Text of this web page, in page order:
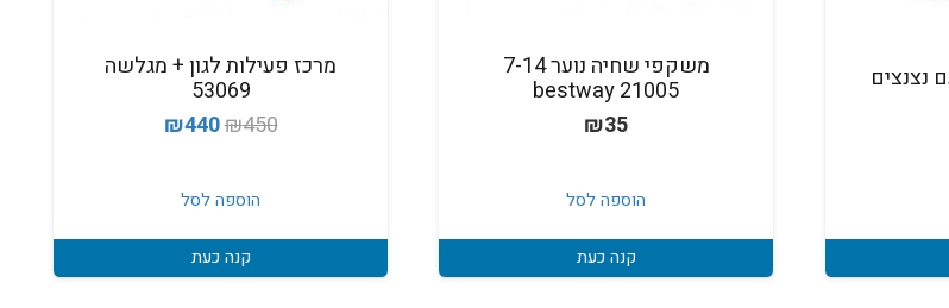
נצנצים
משקפי שחיה נוער 7-14
bestway 21005
₪35
הוספה לסל
קנה כעת
מרכז פעילות לגון + מגלשה
53069
₪450
המחיר
היה:
₪440
הוספה לסל
קנה כעת